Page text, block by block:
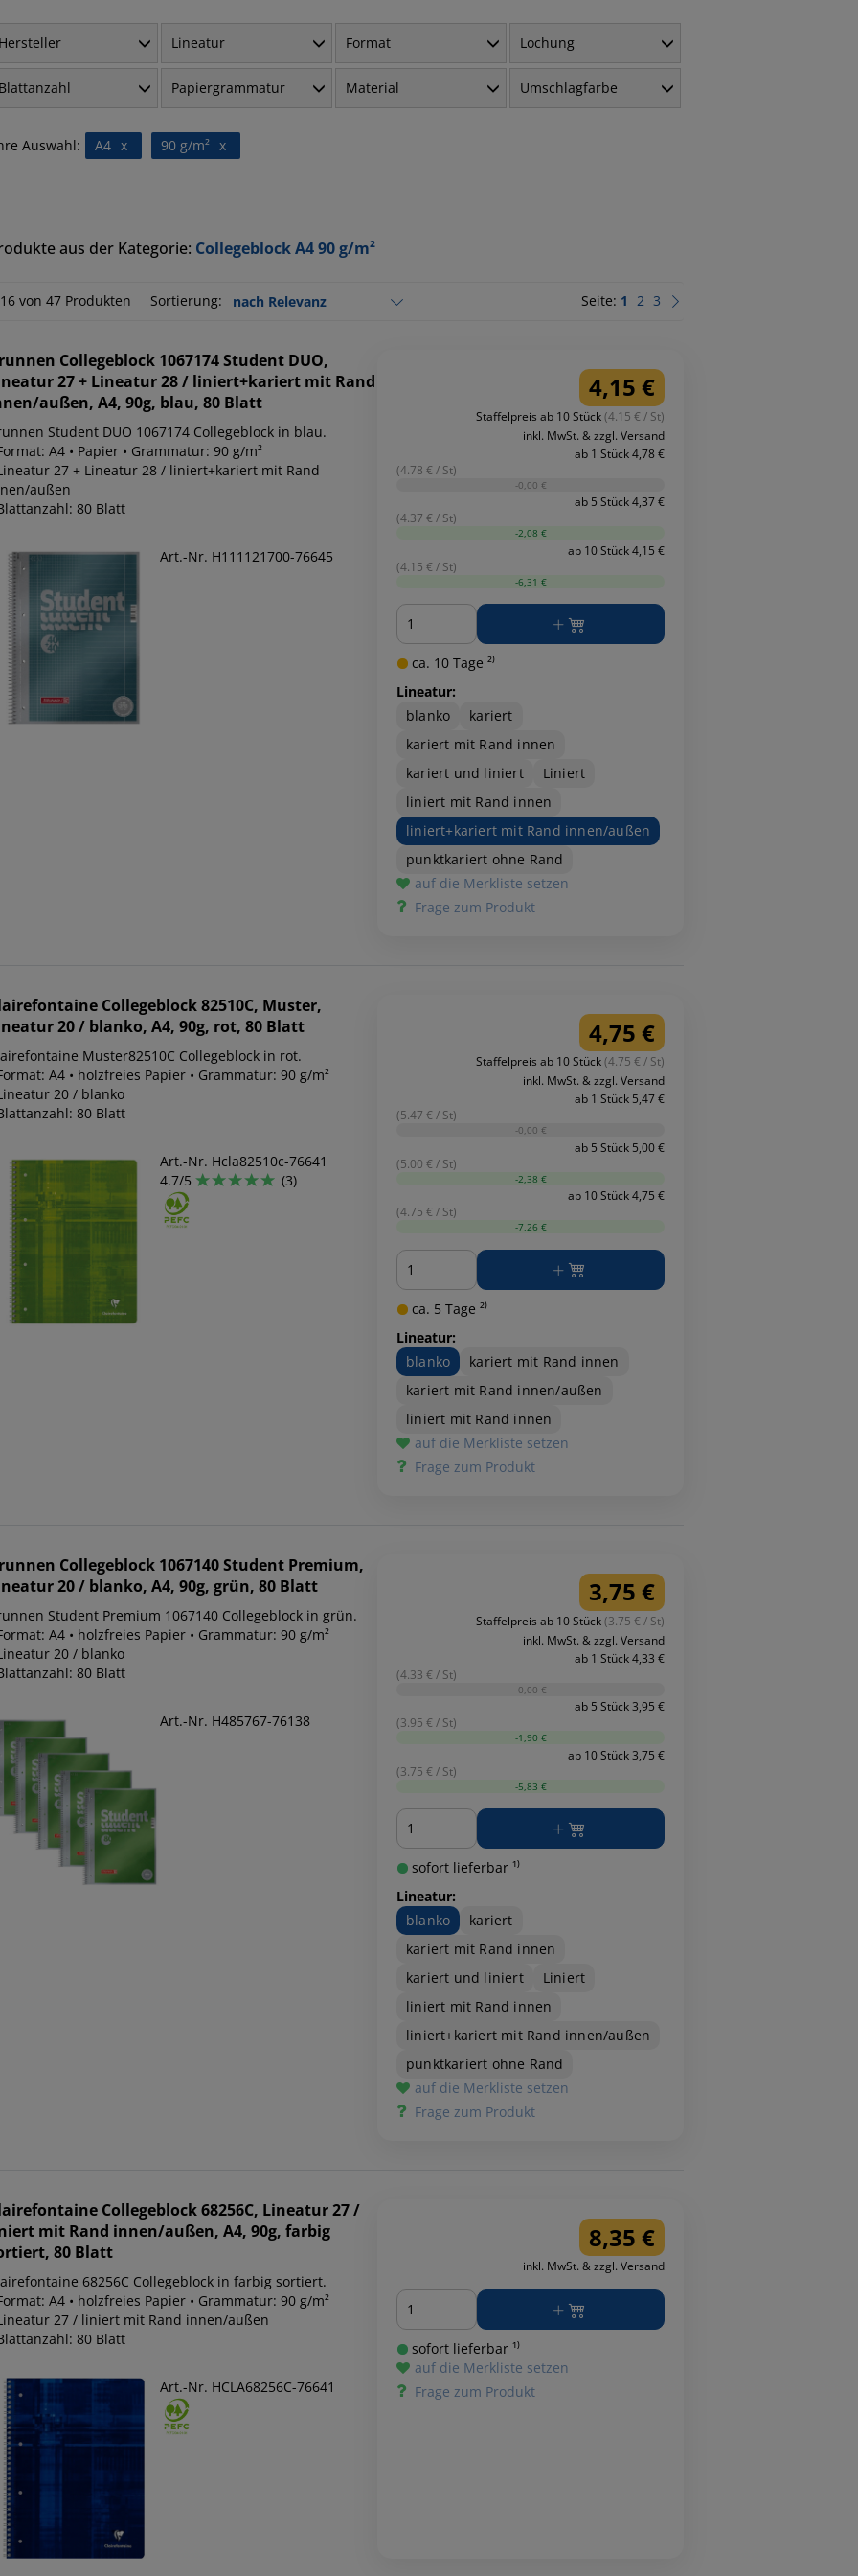
Hersteller Lineatur Format Lochung
Blattanzahl Papiergrammatur Material Umschlagfarbe
Auswahl: x
A4 x
90 g/m²
aus der Kategorie: Collegeblock A4 90 g/m²
von 47 Produkten Sortierung: Seite: 1 2 3
Collegeblock 1067174 Student DUO,
27 + Lineatur 28 / liniert+kariert mit Rand
außen, A4, 90g, blau, 80 Blatt
Student DUO 1067174 Collegeblock in blau.
A4 • Papier • Grammatur: 90 g/m²
27 + Lineatur 28 / liniert+kariert mit Rand
außen
80 Blatt
Art.-Nr. H111121700-76645
4,15 €
Staffelpreis ab 10 Stück(4.15 € / St)
inkl. MwSt. & zzgl. Versand
ab 1 Stück 4,78 €
(4.78 € / St)
-0,00 €
ab 5 Stück 4,37 €
(4.37 € / St)
-2,08 €
ab 10 Stück 4,15 €
(4.15 € / St)
-6,31 €
Menge
ca. 10 Tage ²⁾
Lineatur:
blanko
kariert
kariert mit Rand innen
kariert und liniert
Liniert
liniert mit Rand innen
liniert+kariert mit Rand innen/außen
punktkariert ohne Rand
auf die Merkliste setzen
Frage zum Produkt
Collegeblock 82510C, Muster,
20 / blanko, A4, 90g, rot, 80 Blatt
Clairefontaine Muster82510C Collegeblock in rot.
A4 • holzfreies Papier • Grammatur: 90 g/m²
20 / blanko
80 Blatt
Art.-Nr. Hcla82510c-76641
4.7/5
(3)
4,75 €
Staffelpreis ab 10 Stück(4.75 € / St)
inkl. MwSt. & zzgl. Versand
ab 1 Stück 5,47 €
(5.47 € / St)
-0,00 €
ab 5 Stück 5,00 €
(5.00 € / St)
-2,38 €
ab 10 Stück 4,75 €
(4.75 € / St)
-7,26 €
Menge
ca. 5 Tage ²⁾
Lineatur:
blanko
kariert mit Rand innen
kariert mit Rand innen/außen
liniert mit Rand innen
auf die Merkliste setzen
Frage zum Produkt
Collegeblock 1067140 Student Premium,
20 / blanko, A4, 90g, grün, 80 Blatt
Student Premium 1067140 Collegeblock in grün.
A4 • holzfreies Papier • Grammatur: 90 g/m²
20 / blanko
80 Blatt
Art.-Nr. H485767-76138
3,75 €
Staffelpreis ab 10 Stück(3.75 € / St)
inkl. MwSt. & zzgl. Versand
ab 1 Stück 4,33 €
(4.33 € / St)
-0,00 €
ab 5 Stück 3,95 €
(3.95 € / St)
-1,90 €
ab 10 Stück 3,75 €
(3.75 € / St)
-5,83 €
Menge
sofort lieferbar ¹⁾
Lineatur:
blanko
kariert
kariert mit Rand innen
kariert und liniert
Liniert
liniert mit Rand innen
liniert+kariert mit Rand innen/außen
punktkariert ohne Rand
auf die Merkliste setzen
Frage zum Produkt
Collegeblock 68256C, Lineatur 27 /
mit Rand innen/außen, A4, 90g, farbig
80 Blatt
68256C Collegeblock in farbig sortiert.
A4 • holzfreies Papier • Grammatur: 90 g/m²
27 / liniert mit Rand innen/außen
80 Blatt
Art.-Nr. HCLA68256C-76641
8,35 €
inkl. MwSt. & zzgl. Versand
Menge
sofort lieferbar ¹⁾
auf die Merkliste setzen
Frage zum Produkt